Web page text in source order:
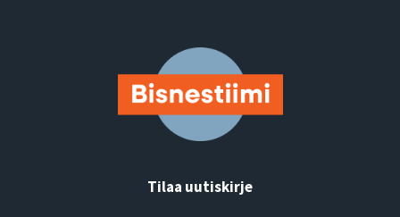
Tilaa uutiskirje